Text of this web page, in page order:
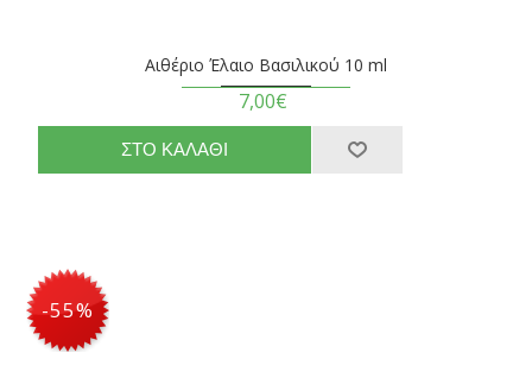
Αιθέριο Έλαιο Βασιλικού 10 ml
7,00€
-55%